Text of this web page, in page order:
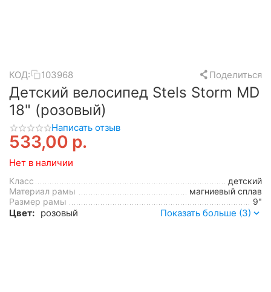
КОД: 103968 Поделиться
Детский велосипед Stels Storm MD
18" (розовый)
Написать отзыв
533,00 р.
Нет в наличии
Класс
детский
Материал рамы
магниевый сплав
Размер рамы
9"
Цвет: розовый Показать больше (3)